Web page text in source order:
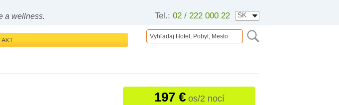
Tel.: 02 / 222 000 22
a wellness.
197 €os/2 nocí